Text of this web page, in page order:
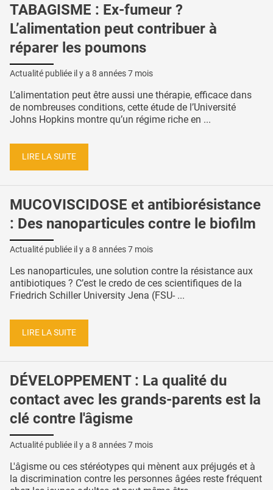
TABAGISME : Ex-fumeur ?
L’alimentation peut contribuer à
réparer les poumons
Actualité publiée il y a 8 années 7 mois
L’alimentation peut être aussi une thérapie, efficace dans
de nombreuses conditions, cette étude de l’Université
Johns Hopkins montre qu’un régime riche en ...
LIRE LA SUITE
MUCOVISCIDOSE et antibiorésistance
: Des nanoparticules contre le biofilm
Actualité publiée il y a 8 années 7 mois
Les nanoparticules, une solution contre la résistance aux
antibiotiques ? C’est le credo de ces scientifiques de la
Friedrich Schiller University Jena (FSU- ...
LIRE LA SUITE
DÉVELOPPEMENT : La qualité du
contact avec les grands-parents est la
clé contre l'âgisme
Actualité publiée il y a 8 années 7 mois
L'âgisme ou ces stéréotypes qui mènent aux préjugés et à
la discrimination contre les personnes âgées reste fréquent